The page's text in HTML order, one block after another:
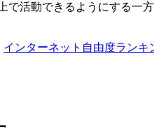
で活動できるようにする一
インターネット自由度ランキ